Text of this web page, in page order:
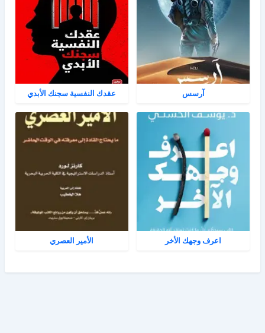
آرسس عقدك النفسية سجنك الأبدي
اعرف وجهك الأخر الأمير العصري